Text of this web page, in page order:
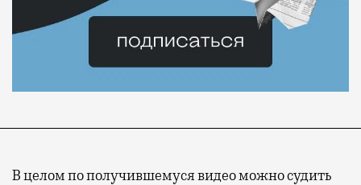
В целом по получившемуся видео можно судить